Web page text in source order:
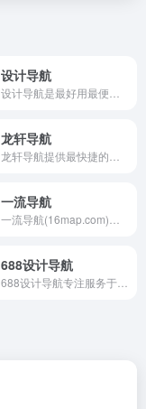
设计导航
龙轩导航
一流导航
688设计导航